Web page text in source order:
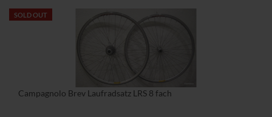
SOLD OUT
Campagnolo Brev Laufradsatz LRS 8 fach